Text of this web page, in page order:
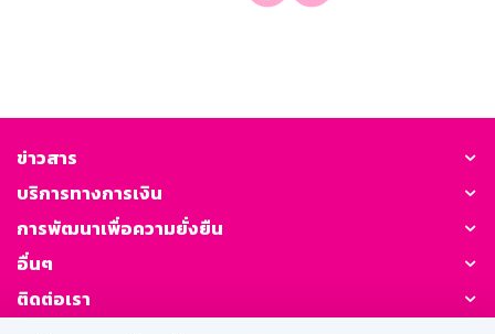
ข่าวสาร
บริการทางการเงิน
การพัฒนาเพื่อความยั่งยืน
อื่นๆ
ติดต่อเรา